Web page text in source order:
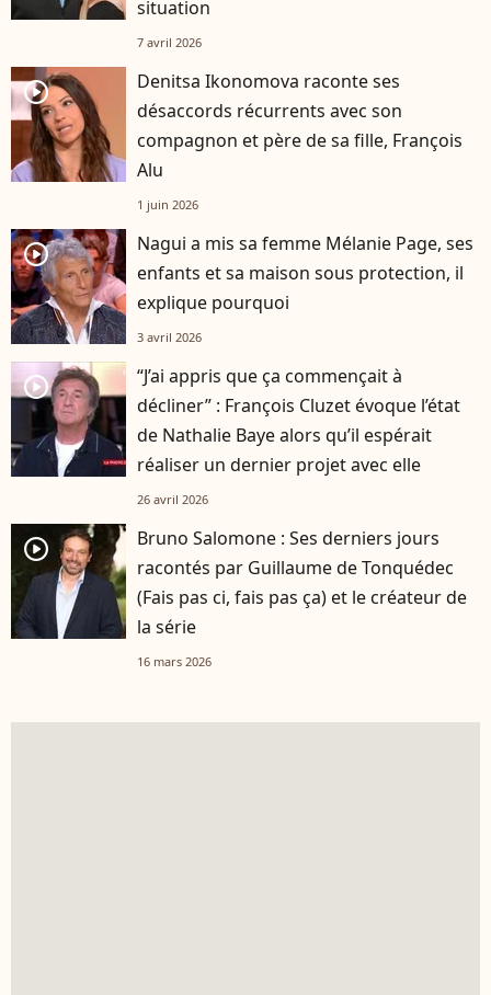
situation
7 avril 2026
player2
Denitsa Ikonomova raconte ses
désaccords récurrents avec son
compagnon et père de sa fille, François
Alu
1 juin 2026
player2
Nagui a mis sa femme Mélanie Page, ses
enfants et sa maison sous protection, il
explique pourquoi
3 avril 2026
player2
“J’ai appris que ça commençait à
décliner” : François Cluzet évoque l’état
de Nathalie Baye alors qu’il espérait
réaliser un dernier projet avec elle
26 avril 2026
player2
Bruno Salomone : Ses derniers jours
racontés par Guillaume de Tonquédec
(Fais pas ci, fais pas ça) et le créateur de
la série
16 mars 2026